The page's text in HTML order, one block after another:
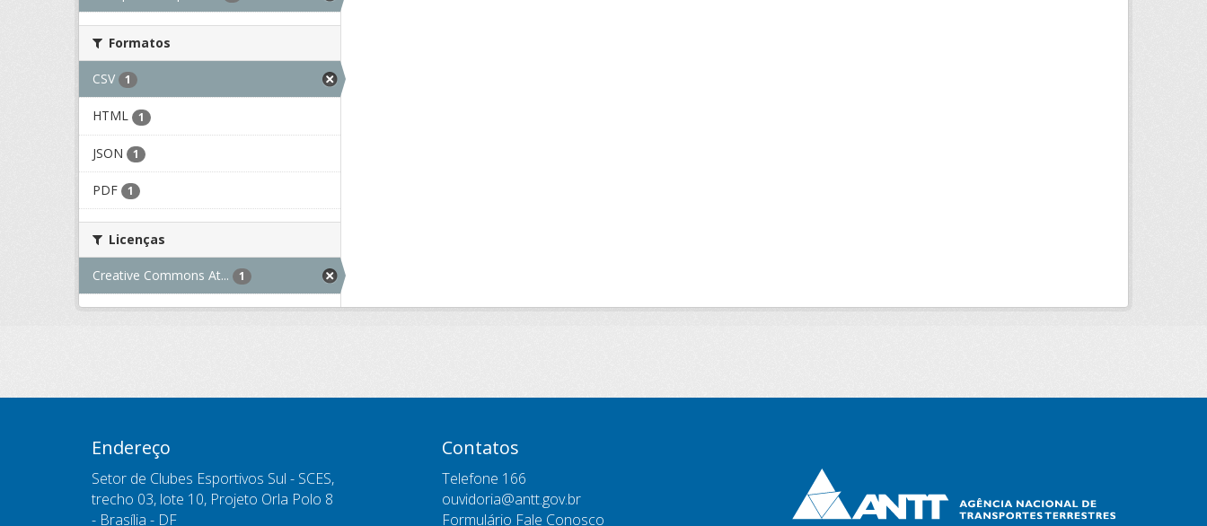
Formatos
CSV 1
HTML 1
JSON 1
PDF 1
Licenças
Creative Commons At... 1
Endereço
Setor de Clubes Esportivos Sul - SCES,
trecho 03, lote 10, Projeto Orla Polo 8
- Brasília - DF
Contatos
Telefone 166
ouvidoria@antt.gov.br
Formulário Fale Conosco